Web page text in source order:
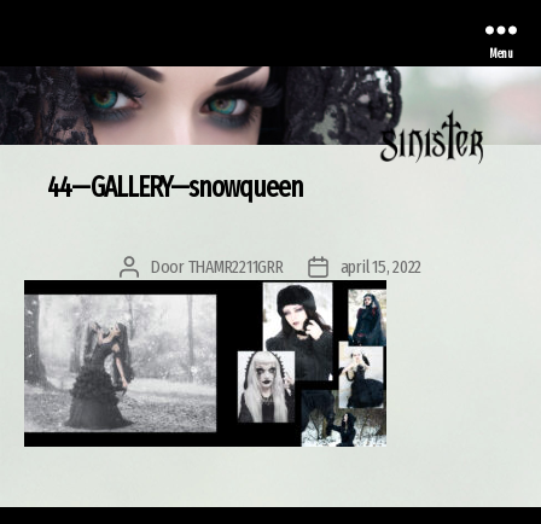
Menu
44—GALLERY—snowqueen
Berichtauteur
DoorTHAMR2211GRR Berichtdatum
april 15, 2022